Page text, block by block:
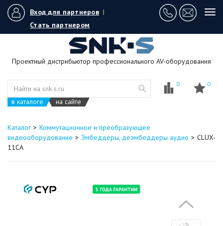
Вход для партнеров |
Стать партнером
Проектный дистрибьютор профессионального AV-оборудования
в каталоге на сайте
0 0
Каталог
Коммутационное и преобразующее
видеооборудование
Эмбеддеры, деэмбеддеры аудио
CLUX-
11CA